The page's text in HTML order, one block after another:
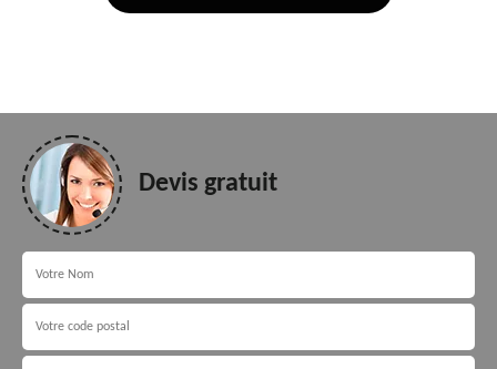
Devis gratuit